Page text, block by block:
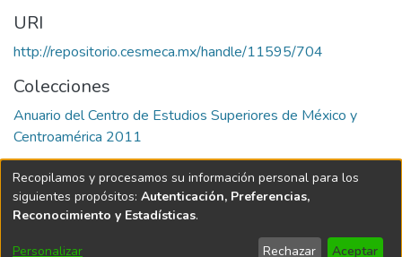
URI
http://repositorio.cesmeca.mx/handle/11595/704
Colecciones
Anuario del Centro de Estudios Superiores de México y
Centroamérica 2011
Página completa del ítem
Software DSpacecopyright © 2002-2026
Configuración de
Enviar
Recopilamos y procesamos su información personal para los
siguientes propósitos: Autenticación, Preferencias,
Reconocimiento y Estadísticas.
Personalizar Rechazar Aceptar